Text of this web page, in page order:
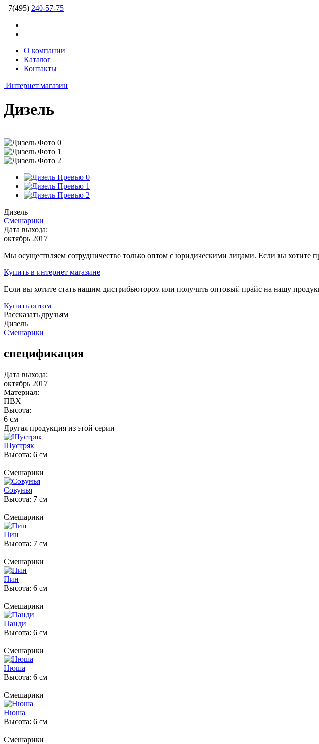
+7(495) 240-57-75
О компании
Каталог
Контакты
Интернет магазин
Дизель
Дизель
Смешарики
Дата выхода:
октябрь 2017
Мы осуществляем сотрудничество только оптом с юридическими лицами. Если вы хотите
Купить в интернет магазине
Если вы хотите стать нашим дистрибьютором или получить оптовый прайс на нашу
Купить оптом
Рассказать друзьям
Дизель
Смешарики
спецификация
Дата выхода:
октябрь 2017
Материал:
ПВХ
Высота:
6 см
Другая продукция из этой серии
Шустряк
Высота: 6 см
Смешарики
Совунья
Высота: 7 см
Смешарики
Пин
Высота: 7 см
Смешарики
Пин
Высота: 6 см
Смешарики
Панди
Высота: 6 см
Смешарики
Нюша
Высота: 6 см
Смешарики
Нюша
Высота: 6 см
Смешарики